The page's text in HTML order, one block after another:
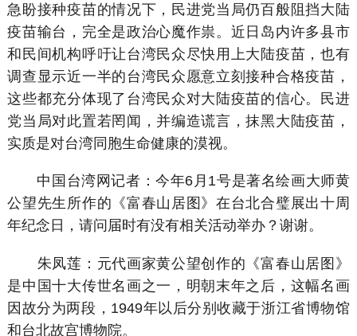
急盼接种疫苗的情况下，民进党当局仍百般阻挡大陆
疫苗输台，完全是政治心魔作祟。近日岛内许多县市
和民间机构呼吁让台湾民众尽快用上大陆疫苗，也有
调查显示近一半的台湾民众愿意立刻接种合格疫苗，
这些都充分体现了台湾民众对大陆疫苗的信心。民进
党当局对此置若罔闻，并编造谎言，抹黑大陆疫苗，
实质是对台湾同胞生命健康的漠视。
中国台湾网记者：今年6月1号是著名绘画大师黄
公望先生所作的《富春山居图》在台北合璧展出十周
年纪念日，请问届时有没有相关活动举办？谢谢。
朱凤莲：元代画家黄公望创作的《富春山居图》
是中国十大传世名画之一，明朝末年之后，这幅名画
因故分为两段，1949年以后分别收藏于浙江省博物馆
和台北故宫博物院。